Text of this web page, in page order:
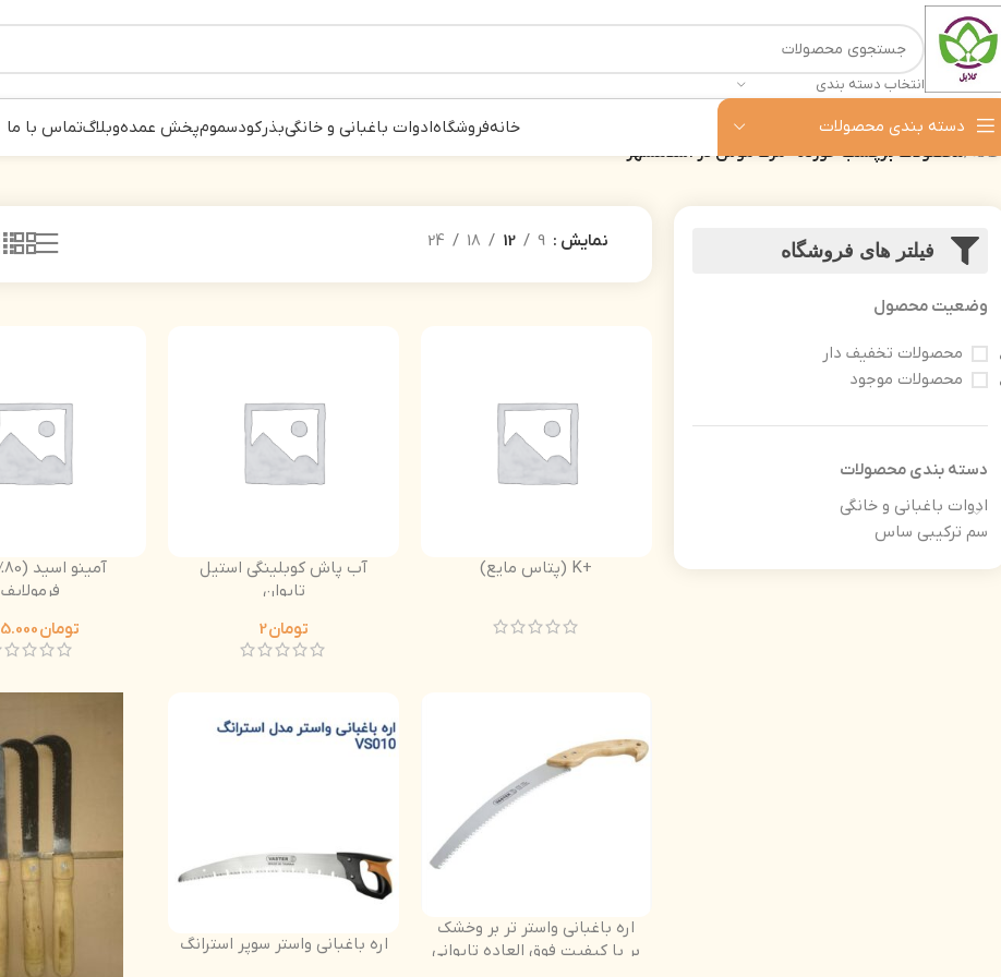
انتخاب دسته بندی
دسته بندی محصولات خانهفروشگاهادوات باغبانی و خانگیبذرکودسمومپخش عمدهوبلاگتماس با ما
خانه محصولات برچسب خورده “مرگ موش در اسلامشهر”
فیلتر های فروشگاه
وضعیت محصول
محصولات تخفیف دار
محصولات موجود
دسته‌ بندی محصولات
ادوات باغبانی و خانگی
سم ترکیبی ساس
نمایش 9
12
18
24
+K (پتاس مایع)
آب پاش کوبلینگی استیل
تایوان
تومان2
فِرمولایف
تومان
اره باغبانی واستر تر بر وخشک
بر با کیفیت فوق العاده تایوانی
اره باغبانی واستر سوپر استرانگ